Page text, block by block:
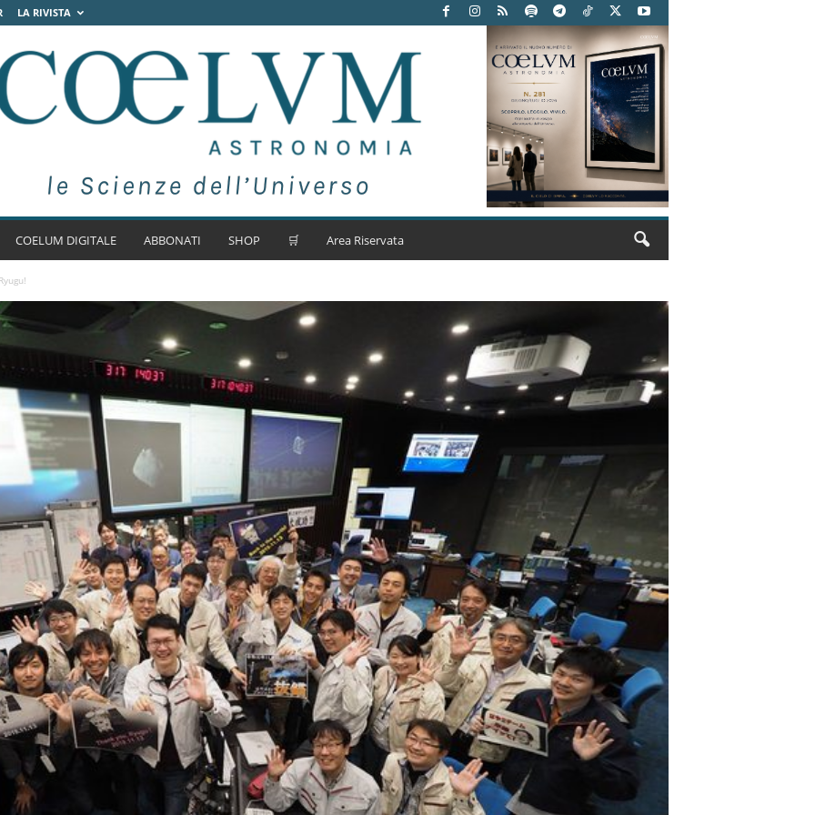
LA RIVISTA
COELUM DIGITALE ABBONATI SHOP 🛒 Area Riservata